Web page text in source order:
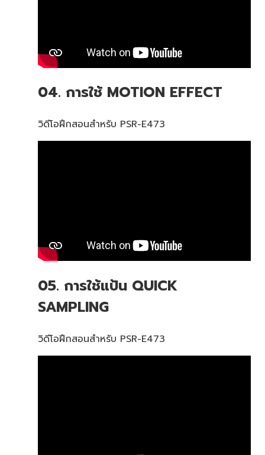
04. การใช้ MOTION EFFECT
วิดีโอฝึกสอนสำหรับ PSR-E473
05. การใช้แป้น QUICK
SAMPLING
วิดีโอฝึกสอนสำหรับ PSR-E473